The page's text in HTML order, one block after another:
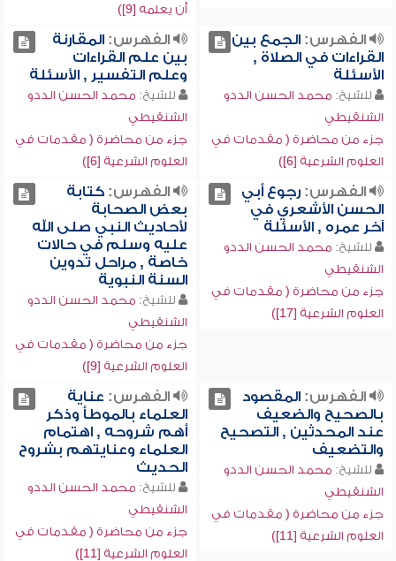
أن يعلمه [9])
الفهرس:الجمع بين
القراءات في الصلاة ,
الأسئلة
للشيخ: محمد الحسن الددو
الشنقيطي
جزء من محاضرة ( مقدمات في
العلوم الشرعية [6])
الفهرس:المقارنة
بين علم القراءات
وعلم التفسير , الأسئلة
للشيخ: محمد الحسن الددو
الشنقيطي
جزء من محاضرة ( مقدمات في
العلوم الشرعية [6])
الفهرس:رجوع أبي
الحسن الأشعري في
آخر عمره , الأسئلة
للشيخ: محمد الحسن الددو
الشنقيطي
جزء من محاضرة ( مقدمات في
العلوم الشرعية [17])
الفهرس:كتابة
بعض الصحابة
لأحاديث النبي صلى الله
عليه وسلم في حالات
خاصة , مراحل تدوين
السنة النبوية
للشيخ: محمد الحسن الددو
الشنقيطي
جزء من محاضرة ( مقدمات في
العلوم الشرعية [9])
الفهرس:المقصود
بالصحيح والضعيف
عند المحدثين , التصحيح
والتضعيف
للشيخ: محمد الحسن الددو
الشنقيطي
جزء من محاضرة ( مقدمات في
العلوم الشرعية [11])
الفهرس: عناية
العلماء بالموطأ وذكر
أهم شروحه , اهتمام
العلماء وعنايتهم بشروح
الحديث
للشيخ: محمد الحسن الددو
الشنقيطي
جزء من محاضرة ( مقدمات في
العلوم الشرعية [11])